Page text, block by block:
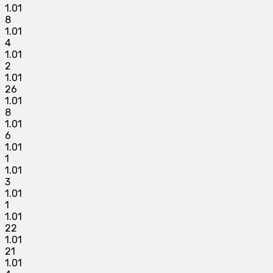
1.01
8
1.01
4
1.01
2
1.01
26
1.01
8
1.01
6
1.01
1
1.01
3
1.01
1
1.01
22
1.01
21
1.01